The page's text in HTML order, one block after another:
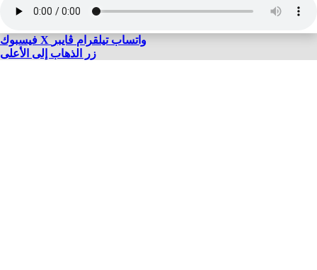
فيسبوك X واتساب تيلقرام ڤايبر
زر الذهاب إلى الأعلى